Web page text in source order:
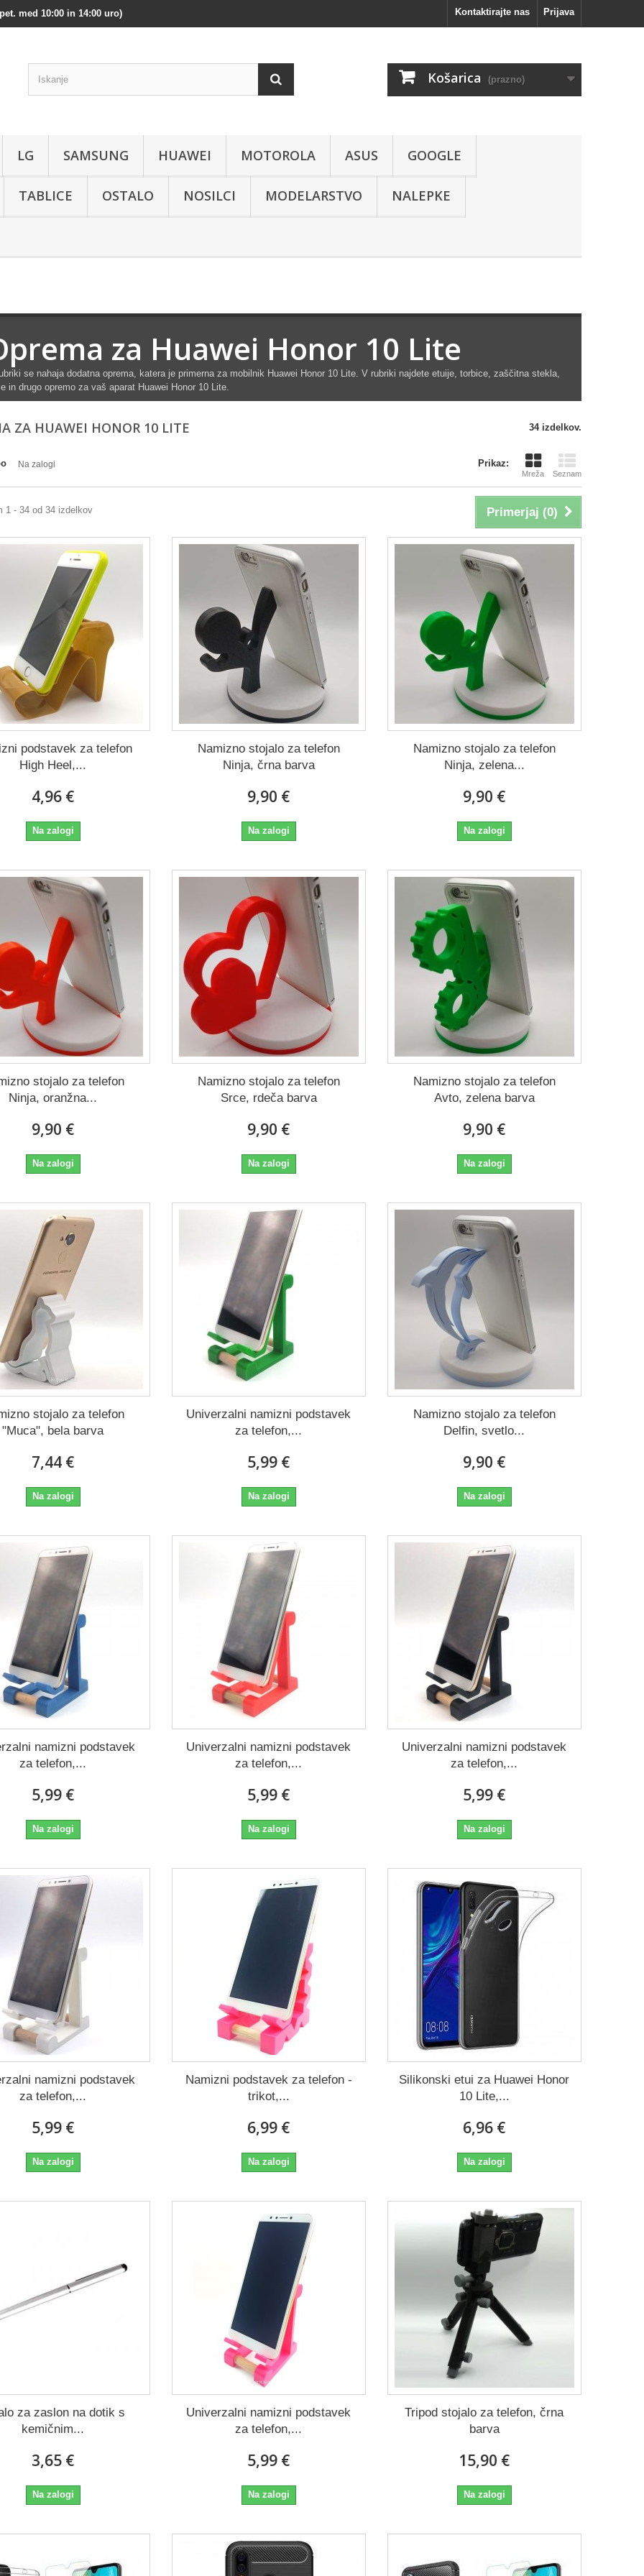
Prijava
Kontaktirajte nas
med 10:00 in 14:00 uro)
Košarica (prazno)
LG SAMSUNG HUAWEI MOTOROLA ASUS GOOGLE
TABLICE OSTALO NOSILCI MODELARSTVO NALEPKE
za Huawei Honor 10 Lite
se nahaja dodatna oprema, katera je primerna za mobilnik Huawei Honor 10 Lite. V rubriki najdete etuije, torbice, zaščitna stekla,
in drugo opremo za vaš aparat Huawei Honor 10 Lite.
ZA HUAWEI HONOR 10 LITE 34 izdelkov.
Prikaz:
Mreža Seznam
Na zalogi
Primerjaj (0)
1 - 34 od 34 izdelkov
podstavek za telefon
High Heel,...
4,96 €
Na zalogi
Namizno stojalo za telefon
Ninja, črna barva
9,90 €
Na zalogi
Namizno stojalo za telefon
Ninja, zelena...
9,90 €
Na zalogi
stojalo za telefon
Ninja, oranžna...
9,90 €
Na zalogi
Namizno stojalo za telefon
Srce, rdeča barva
9,90 €
Na zalogi
Namizno stojalo za telefon
Avto, zelena barva
9,90 €
Na zalogi
stojalo za telefon
"Muca", bela barva
7,44 €
Na zalogi
Univerzalni namizni podstavek
za telefon,...
5,99 €
Na zalogi
Namizno stojalo za telefon
Delfin, svetlo...
9,90 €
Na zalogi
namizni podstavek
za telefon,...
5,99 €
Na zalogi
Univerzalni namizni podstavek
za telefon,...
5,99 €
Na zalogi
Univerzalni namizni podstavek
za telefon,...
5,99 €
Na zalogi
namizni podstavek
za telefon,...
5,99 €
Na zalogi
Namizni podstavek za telefon -
trikot,...
6,99 €
Na zalogi
Silikonski etui za Huawei Honor
10 Lite,...
6,96 €
Na zalogi
za zaslon na dotik s
kemičnim...
3,65 €
Na zalogi
Univerzalni namizni podstavek
za telefon,...
5,99 €
Na zalogi
Tripod stojalo za telefon, črna
barva
15,90 €
Na zalogi